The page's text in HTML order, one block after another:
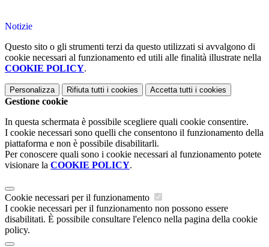
Notizie
Questo sito o gli strumenti terzi da questo utilizzati si avvalgono di
cookie necessari al funzionamento ed utili alle finalità illustrate nella
COOKIE POLICY.
Personalizza Rifiuta tutti i cookies Accetta tutti i cookies
Gestione cookie
In questa schermata è possibile scegliere quali cookie consentire.
I cookie necessari sono quelli che consentono il funzionamento della
piattaforma e non è possibile disabilitarli.
Per conoscere quali sono i cookie necessari al funzionamento potete
visionare la COOKIE POLICY.
Cookie necessari per il funzionamento
I cookie necessari per il funzionamento non possono essere
disabilitati. È possibile consultare l'elenco nella pagina della cookie
policy.